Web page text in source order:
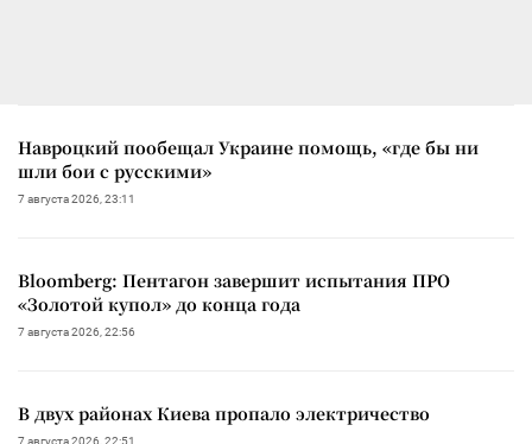
Навроцкий пообещал Украине помощь, «где бы ни
шли бои с русскими»
7 августа 2026, 23:11
Bloomberg: Пентагон завершит испытания ПРО
«Золотой купол» до конца года
7 августа 2026, 22:56
В двух районах Киева пропало электричество
7 августа 2026, 22:51